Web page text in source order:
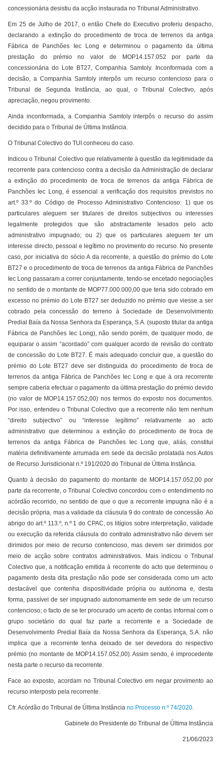
concessionária desistiu da acção instaurada no Tribunal Administrativo.
Em 25 de Julho de 2017, o então Chefe do Executivo proferiu despacho,
declarando a extinção do procedimento de troca de terrenos da antiga
Fábrica de Panchões Iec Long e determinou o pagamento da última
prestação do prémio no valor de MOP14.157.052 por parte da
concessionária do Lote BT27, Companhia Samtoly. Inconformada com a
decisão, a Companhia Samtoly interpôs um recurso contencioso para o
Tribunal de Segunda Instância, ao qual, o Tribunal Colectivo, após
apreciação, negou provimento.
Ainda inconformada, a Companhia Samtoly interpôs o recurso do assim
decidido para o Tribunal de Última Instância.
O Tribunal Colectivo do TUI conheceu do caso.
Indicou o Tribunal Colectivo que relativamente à questão da legitimidade da
recorrente para contencioso contra a decisão da Administração de declarar
a extinção do procedimento de troca de terrenos da antiga Fábrica de
Panchões Iec Long, é essencial a verificação dos requisitos previstos no
art.º 33.º do Código de Processo Administrativo Contencioso: 1) que os
particulares aleguem ser titulares de direitos subjectivos ou interesses
legalmente protegidos que são abstractamente lesados pelo acto
administrativo impugnado; ou 2) que os particulares aleguem ter um
interesse directo, pessoal e legítimo no provimento do recurso. No presente
caso, por iniciativa do sócio A da recorrente, a questão do prémio do Lote
BT27 e o procedimento de troca de terrenos da antiga Fábrica de Panchões
Iec Long passaram a correr conjuntamente, tendo-se encetado negociações
no sentido de o montante de MOP77.000.000,00 que teria sido cobrado em
excesso no prémio do Lote BT27 ser deduzido no prémio que viesse a ser
cobrado pela concessão do terreno à Sociedade de Desenvolvimento
Predial Baía da Nossa Senhora da Esperança, S.A. (suposto titular da antiga
Fábrica de Panchões Iec Long), não sendo porém, de qualquer modo, de
equiparar o assim “acordado” com qualquer acordo de revisão do contrato
de concessão do Lote BT27. É mais adequado concluir que, a questão do
prémio do Lote BT27 deve ser distinguida do procedimento de troca de
terrenos da antiga Fábrica de Panchões Iec Long e que à ora recorrente
sempre caberia efectuar o pagamento da última prestação do prémio devido
(no valor de MOP14.157.052,00) nos termos do exposto nos documentos.
Por isso, entendeu o Tribunal Colectivo que a recorrente não tem nenhum
“direito subjectivo” ou “interesse legítimo” relativamente ao acto
administrativo que determinou a extinção do procedimento de troca de
terrenos da antiga Fábrica de Panchões Iec Long que, aliás, constitui
matéria definitivamente arrumada em sede da decisão prolatada nos Autos
de Recurso Jurisdicional n.º 191/2020 do Tribunal de Última Instância.
Quanto à decisão do pagamento do montante de MOP14.157.052,00 por
parte da recorrente, o Tribunal Colectivo concordou com o entendimento no
acórdão recorrido, no sentido de que o que a recorrente impugna não é a
decisão própria, mas a validade da cláusula 9 do contrato de concessão. Ao
abrigo do art.º 113.º, n.º 1 do CPAC, os litígios sobre interpretação, validade
ou execução da referida cláusula do contrato administrativo não devem ser
dirimidos por meio de recurso contencioso, mas devem ser dirimidos por
meio de acção sobre contratos administrativos. Mais indicou o Tribunal
Colectivo que, a notificação emitida à recorrente do acto que determinou o
pagamento desta dita prestação não pode ser considerada como um acto
destacável que contenha dispositividade própria ou autónoma e, desta
forma, passível de ser impugnado autonomamente em sede de um recurso
contencioso; o facto de se ter procurado um acerto de contas informal com o
grupo societário do qual faz parte a recorrente e a Sociedade de
Desenvolvimento Predial Baía da Nossa Senhora da Esperança, S.A. não
implica que a recorrente tenha deixado de ser devedora do respectivo
prémio (no montante de MOP14.157.052,00). Assim sendo, é improcedente
nesta parte o recurso da recorrente.
Face ao exposto, acordam no Tribunal Colectivo em negar provimento ao
recurso interposto pela recorrente.
Cfr. Acórdão do Tribunal de Última Instância no Processo n.º 74/2020.
Gabinete do Presidente do Tribunal de Última Instância
21/06/2023